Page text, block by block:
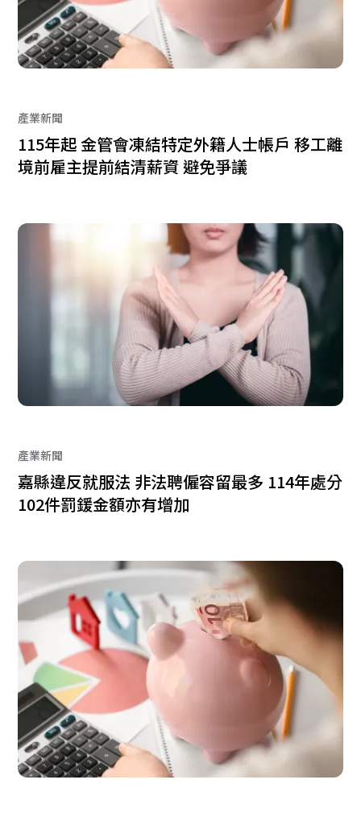
產業新聞
115年起 金管會凍結特定外籍人士帳戶 移工離
境前雇主提前結清薪資 避免爭議
產業新聞
嘉縣違反就服法 非法聘僱容留最多 114年處分
102件罰鍰金額亦有增加